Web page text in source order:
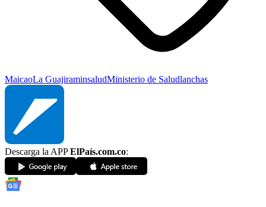
MaicaoLa GuajiraminsaludMinisterio de Saludlanchas
Descarga la APPElPaís.com.co: